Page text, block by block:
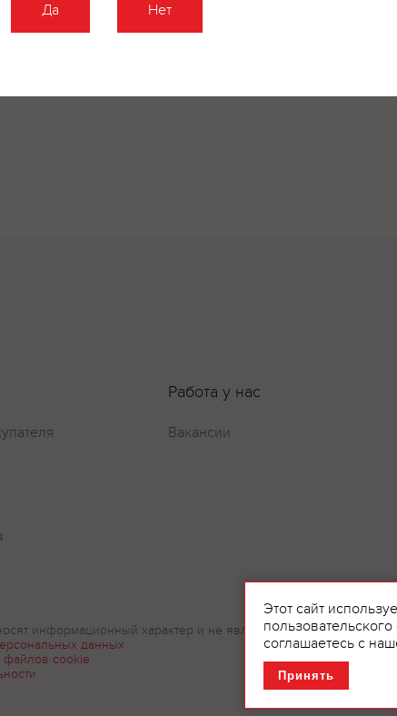
Работа у нас
Вакансии
информационный характер и не являются рекламой.
данных
файлов cookie
Этот сайт
соглашаетесь с
Принять
Да Нет